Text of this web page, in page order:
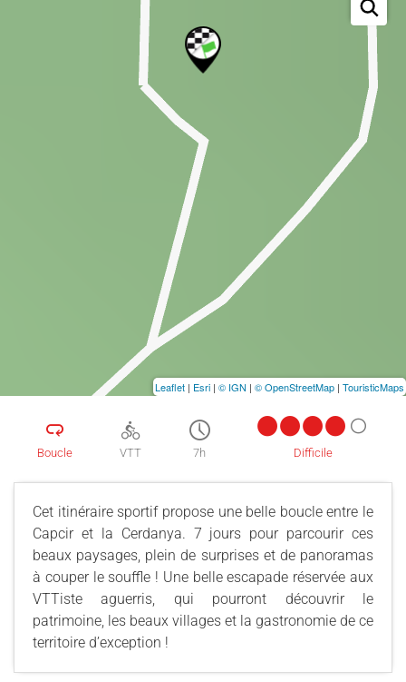
Boucle VTT 7h Difficile
Cet itinéraire sportif propose une belle boucle entre le
Capcir et la Cerdanya. 7 jours pour parcourir ces
beaux paysages, plein de surprises et de panoramas
à couper le souffle ! Une belle escapade réservée aux
VTTiste aguerris, qui pourront découvrir le
patrimoine, les beaux villages et la gastronomie de ce
territoire d’exception !
Leaflet | Esri | © IGN | © OpenStreetMap | TouristicMaps